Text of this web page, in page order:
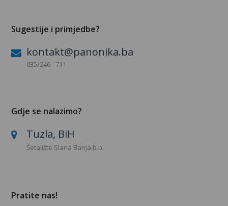
Sugestije i primjedbe?
kontakt@panonika.ba
035/246 - 711
Gdje se nalazimo?
Tuzla, BiH
Šetalište Slana Banja b.b.
Pratite nas!